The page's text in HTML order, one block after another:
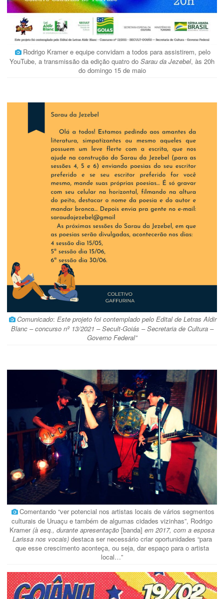
Rodrigo Kramer e equipe convidam a todos para assistirem, pelo
YouTube, a transmissão da edição quatro do Sarau da Jezebel, às 20h
do domingo 15 de maio
Comunicado: Este projeto foi contemplado pelo Edital de Letras Aldir
Blanc – concurso nº 13/2021 – Secult-Goiás – Secretaria de Cultura –
Governo Federal”
Comentando “ver potencial nos artistas locais de vários segmentos
culturais de Uruaçu e também de algumas cidades vizinhas”, Rodrigo
Kramer(à esq., durante apresentação [banda] em 2017, com a esposa
Larissa nos vocais)destaca ser necessário criar oportunidades “para
que esse crescimento aconteça, ou seja, dar espaço para o artista
local…”